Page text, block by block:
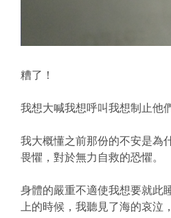
糟了！
我想大喊我想呼叫我想制止他
我大概懂之前那份的不安是為
畏懼，對於無力自救的恐懼。
身體的嚴重不適使我想要就此
上的時候，我聽見了海的哀泣